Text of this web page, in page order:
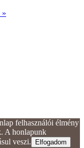
»
felhasználói élmény
A honlapunk
veszi.
Elfogadom